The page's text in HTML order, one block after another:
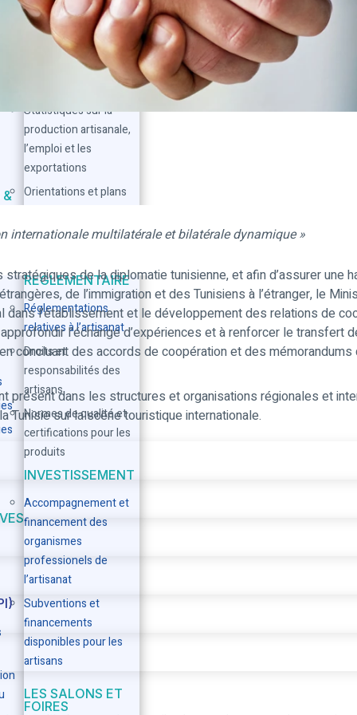
&
au PIB.
ÉTUDES ET
STATISTIQUES
État des lieux de
l’artisanat en Tunisie
Statistiques sur la
production artisanale,
l’emploi et les
exportations
Orientations et plans
Projets et programmes
CADRE
RÉGLEMENTAIRE
Réglementations
relatives à l’artisanat
Droits et
responsabilités des
artisans
Normes de qualité et
certifications pour les
produits
INVESTISSEMENT
Accompagnement et
financement des
organismes
professionels de
l’artisanat
Subventions et
financements
disponibles pour les
artisans
LES SALONS ET
FOIRES
de la diplomatie tunisienne, et afin d’assurer une
de l’immigration et des Tunisiens à l’étranger, le
dans l’établissement et le développement des relations de
l’échange d’expériences et à renforcer le transfert
concluant des accords de coopération et des
internationale multilatérale et bilatérale dynamique »
présent dans les structures et organisations régionales et
sur la scène touristique internationale.